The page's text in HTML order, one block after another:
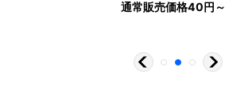
通常販売価格40円～